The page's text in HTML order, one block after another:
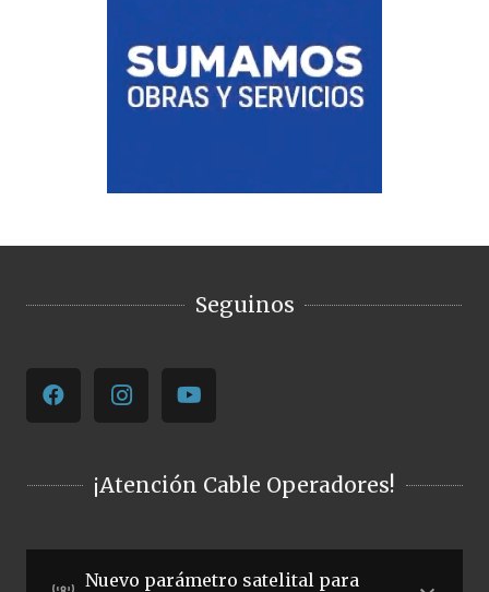
Seguinos
¡Atención Cable Operadores!
Nuevo parámetro satelital para